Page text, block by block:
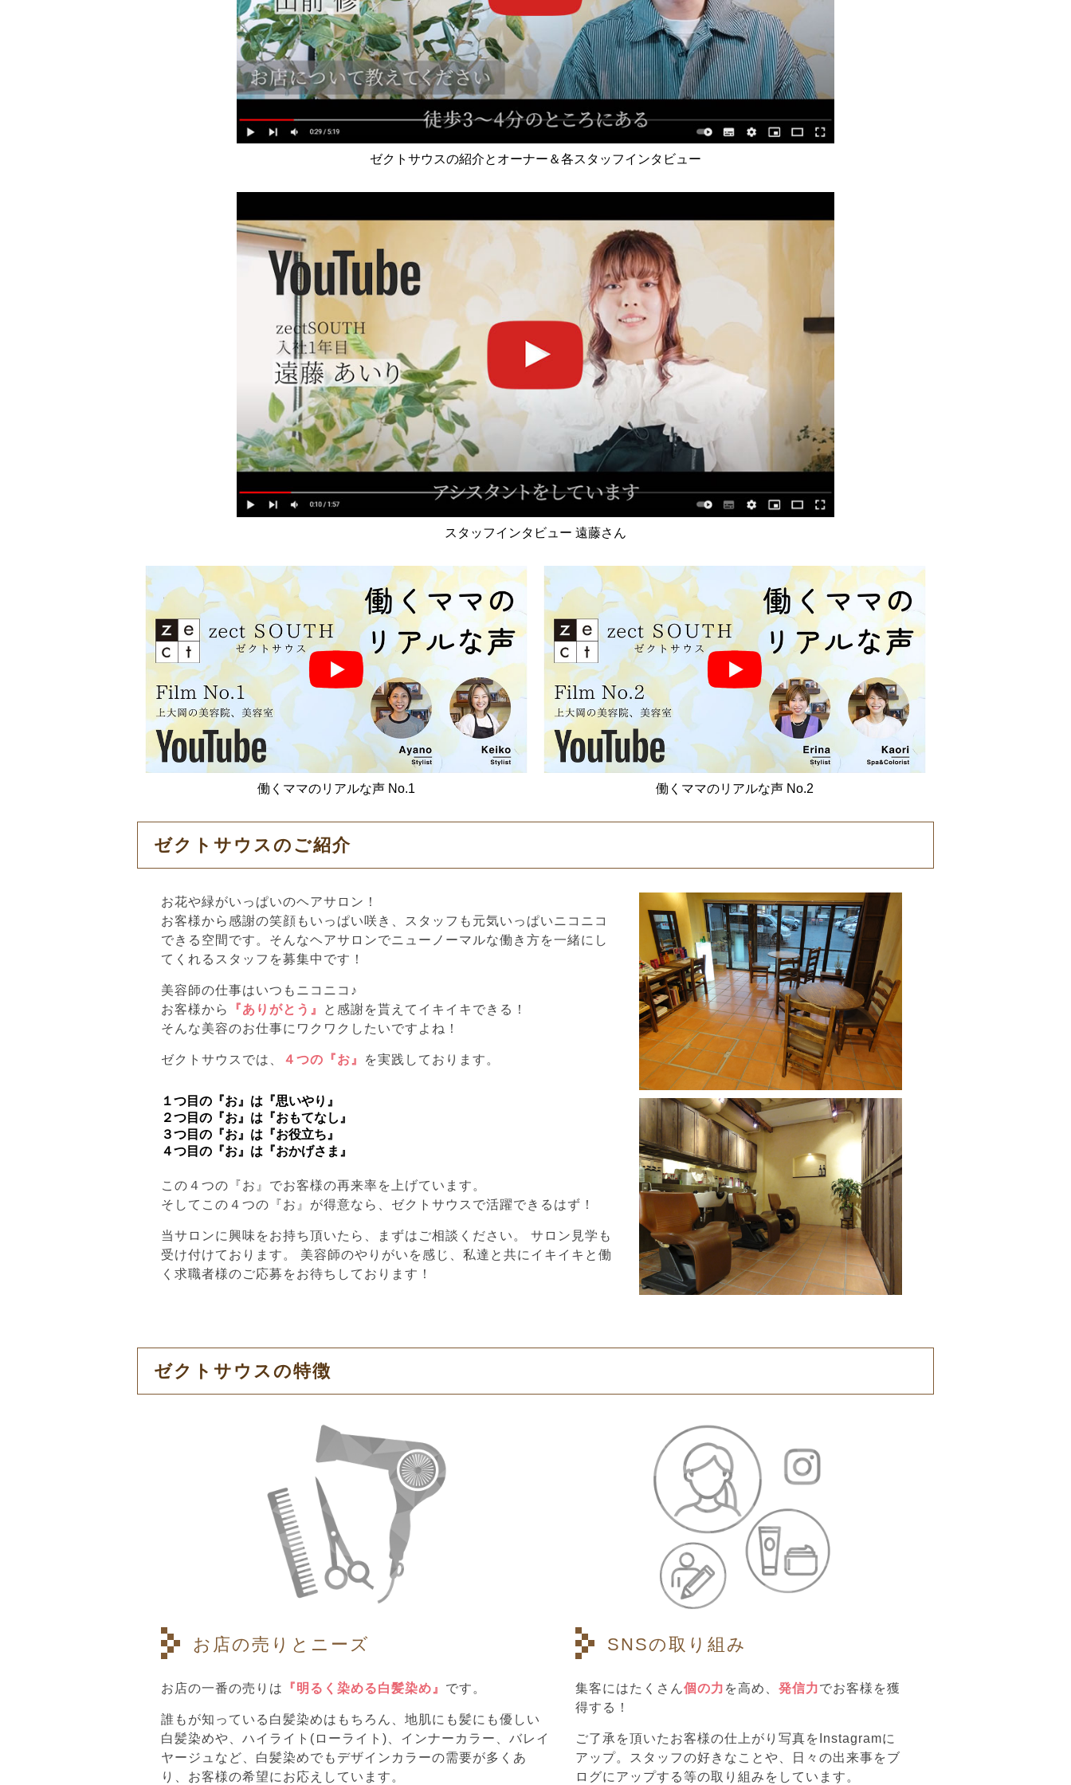
ゼクトサウスの紹介とオーナー＆各スタッフインタビュー
スタッフインタビュー 遠藤さん
働くママのリアルな声 No.1 働くママのリアルな声 No.2
ゼクトサウスのご紹介
お花や緑がいっぱいのヘアサロン！
お客様から感謝の笑顔もいっぱい咲き、スタッフも元気いっぱいニコニコ
できる空間です。そんなヘアサロンでニューノーマルな働き方を一緒にし
てくれるスタッフを募集中です！
美容師の仕事はいつもニコニコ♪
お客様から
『ありがとう』
と感謝を貰えてイキイキできる！
そんな美容のお仕事にワクワクしたいですよね！
ゼクトサウスでは、 ４つの『お』 を実践しております。
１つ目の『お』は『思いやり』
２つ目の『お』は『おもてなし』
３つ目の『お』は『お役立ち』
４つ目の『お』は『おかげさま』
この４つの『お』でお客様の再来率を上げています。
そしてこの４つの『お』が得意なら、ゼクトサウスで活躍できるはず！
当サロンに興味をお持ち頂いたら、まずはご相談ください。 サロン見学も
受け付けております。 美容師のやりがいを感じ、私達と共にイキイキと働
く求職者様のご応募をお待ちしております！
ゼクトサウスの特徴
お店の売りとニーズ
お店の一番の売りは 『明るく染める白髪染め』 です。
誰もが知っている白髪染めはもちろん、地肌にも髪にも優しい
白髪染めや、ハイライト(ローライト)、インナーカラー、バレイ
ヤージュなど、白髪染めでもデザインカラーの需要が多くあ
り、お客様の希望にお応えしています。
SNSの取り組み
集客にはたくさん個の力 を高め、 発信力でお客様を獲
得する！
ご了承を頂いたお客様の仕上がり写真をInstagramに
アップ。スタッフの好きなことや、日々の出来事をブ
ログにアップする等の取り組みをしています。